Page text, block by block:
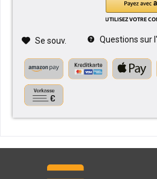
Se souv. Questions sur